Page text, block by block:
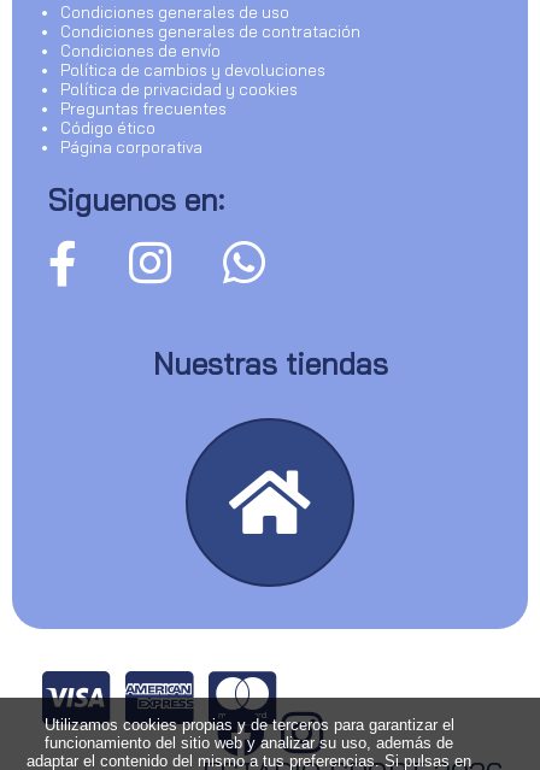
Condiciones generales de uso
Condiciones generales de contratación
Condiciones de envío
Política de cambios y devoluciones
Política de privacidad y cookies
Preguntas frecuentes
Código ético
Página corporativa
Siguenos en:
Nuestras tiendas
Utilizamos cookies propias y de terceros para garantizar el
funcionamiento del sitio web y analizar su uso, además de
adaptar el contenido del mismo a tus preferencias. Si pulsas en